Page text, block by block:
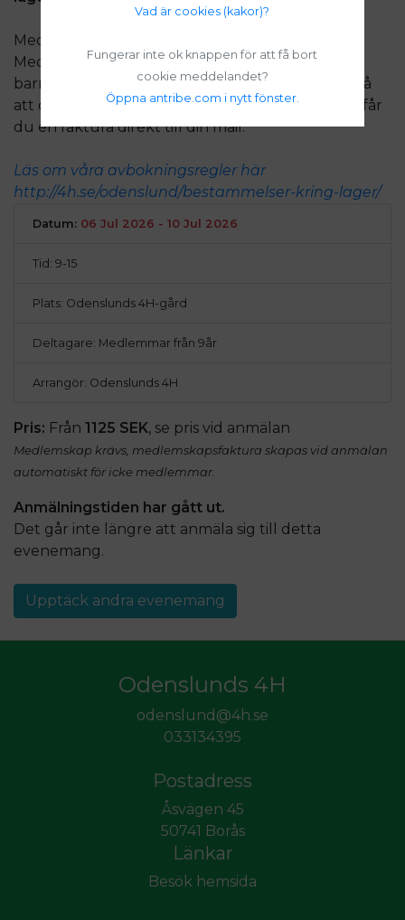
Medlemskap krävs för att delta på lägret.
Medlemskap löses automatiskt vid anmälan om
barnet inte redan är medlem. Som bekräftelse på
att din anmälan är gjord och att du fått en plats får
du en faktura direkt till din mail.
Läs om våra avbokningsregler här
http://4h.se/odenslund/bestammelser-kring-lager/
Datum: 06 Jul 2026 - 10 Jul 2026
Tid: 9-15
Plats: Odenslunds 4H-gård
Deltagare: Medlemmar från 9år
Arrangör: Odenslunds 4H
Pris: Från 1125 SEK, se pris vid anmälan
Medlemskap krävs, medlemskapsfaktura skapas vid anmälan
automatiskt för icke medlemmar.
Anmälningstiden har gått ut.
Det går inte längre att anmäla sig till detta
evenemang.
Upptäck andra evenemang
Odenslunds 4H
odenslund@4h.se
033134395
Postadress
Åsvägen 45
50741 Borås
Länkar
Besök hemsida
Vad är cookies (kakor)?
Fungerar inte ok knappen för att få bort
cookie meddelandet?
Öppna antribe.com i nytt fönster.